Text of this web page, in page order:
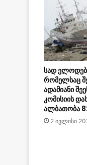
სად
რომელსაც
ადამიანი
კომისიის
ალბათობა
2 ივლისი